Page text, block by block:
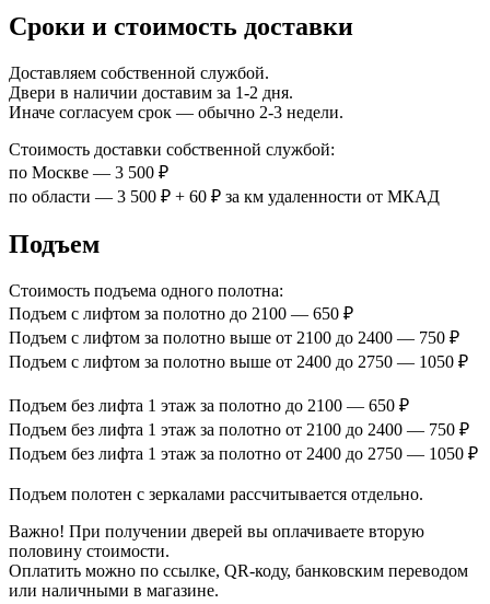
Сроки и стоимость доставки
Доставляем собственной службой.
Двери в наличии доставим за 1-2 дня.
Иначе согласуем срок — обычно 2-3 недели.
Стоимость доставки собственной службой:
по Москве — 3 500 ₽
по области — 3 500 ₽ + 60 ₽ за км удаленности от МКАД
Подъем
Стоимость подъема одного полотна:
Подъем с лифтом за полотно до 2100 — 650 ₽
Подъем с лифтом за полотно выше от 2100 до 2400 — 750 ₽
Подъем с лифтом за полотно выше от 2400 до 2750 — 1050 ₽
Подъем без лифта 1 этаж за полотно до 2100 — 650 ₽
Подъем без лифта 1 этаж за полотно от 2100 до 2400 — 750 ₽
Подъем без лифта 1 этаж за полотно от 2400 до 2750 — 1050 ₽
Подъем полотен с зеркалами рассчитывается отдельно.
Важно! При получении дверей вы оплачиваете вторую
половину стоимости.
Оплатить можно по ссылке, QR-коду, банковским переводом
или наличными в магазине.